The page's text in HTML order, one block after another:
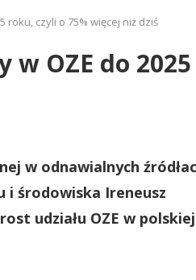
roku, czyli o 75% więcej niż dziś
w OZE do
w odnawialnych
i środowiska Ireneusz
udziału OZE w polskiej